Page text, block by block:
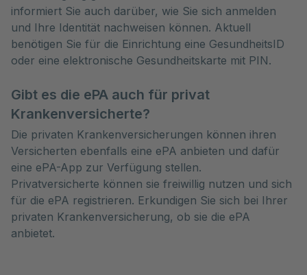
informiert Sie auch darüber, wie Sie sich anmelden
und Ihre Identität nachweisen können. Aktuell
benötigen Sie für die Einrichtung eine GesundheitsID
oder eine elektronische Gesundheitskarte mit PIN.
Gibt es die ePA auch für privat
Krankenversicherte?
Die privaten Krankenversicherungen können ihren
Versicherten ebenfalls eine ePA anbieten und dafür
eine ePA-App zur Verfügung stellen.
Privatversicherte können sie freiwillig nutzen und sich
für die ePA registrieren. Erkundigen Sie sich bei Ihrer
privaten Krankenversicherung, ob sie die ePA
anbietet.